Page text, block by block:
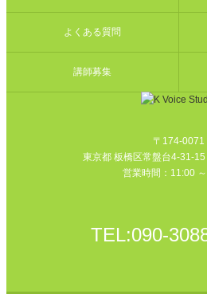
よくある質問
講師募集
〒174-0071
東京都 板橋区常盤台4-31-
営業時間：11:00
TEL:090-